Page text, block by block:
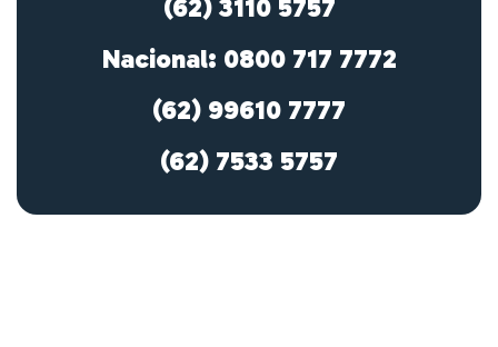
(62) 3110 5757
Nacional: 0800 717 7772
(62) 99610 7777
(62) 7533 5757